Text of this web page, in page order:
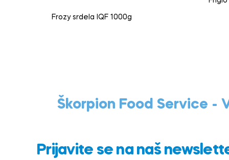
Frozy srdela IQF 1000g
Škorpion Food Service -
Prijavite se na naš